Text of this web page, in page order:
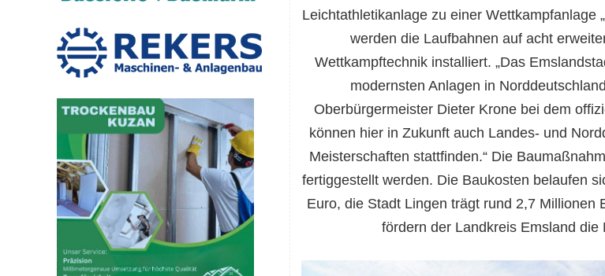
Leichtathletikanlage zu einer Wettkampfanlage
werden die Laufbahnen auf acht
Wettkampftechnik installiert. „Das
modernsten Anlagen in
Oberbürgermeister Dieter Krone bei dem
können hier in Zukunft auch Landes- und
Meisterschaften stattfinden.“ Die
fertiggestellt werden. Die Baukosten belaufen
Euro, die Stadt Lingen trägt rund 2,7 Millionen
fördern der Landkreis Emsland die